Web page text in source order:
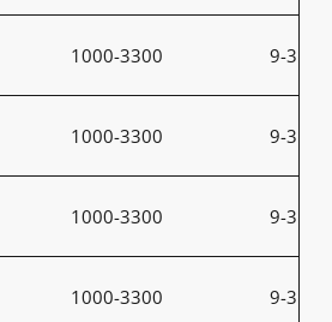
1000-3300 9-31
1000-3300 9-31
1000-3300 9-31
1000-3300 9-31